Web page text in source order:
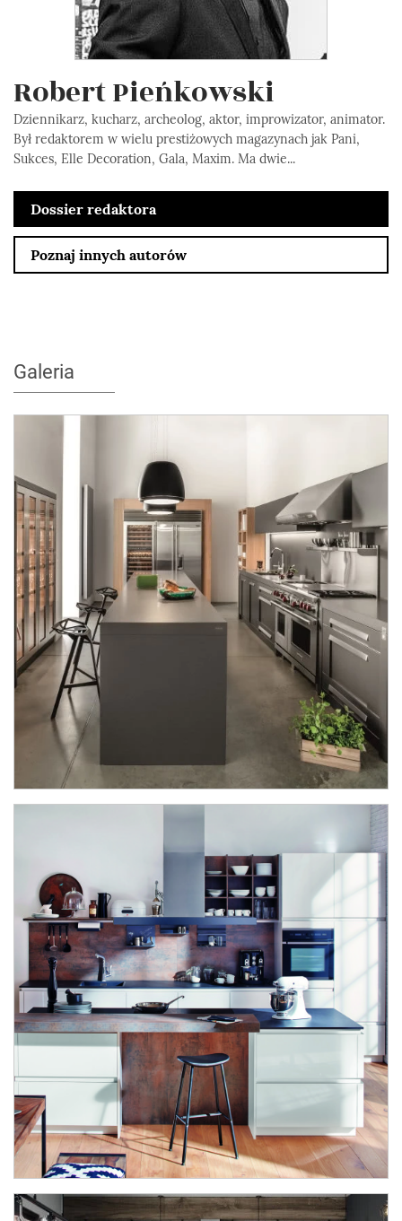
Robert Pieńkowski
Dziennikarz, kucharz, archeolog, aktor, improwizator, animator.
Był redaktorem w wielu prestiżowych magazynach jak Pani,
Sukces, Elle Decoration, Gala, Maxim. Ma dwie...
Dossier redaktora
Poznaj innych autorów
Galeria